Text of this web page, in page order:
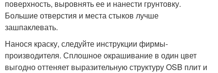
поверхность, выровнять ее и нанести грунтовку.
Большие отверстия и места стыков лучше
зашпаклевать.
Нанося краску, следуйте инструкции фирмы-
производителя. Сплошное окрашивание в один цвет
выгодно оттеняет выразительную структуру OSB плит и